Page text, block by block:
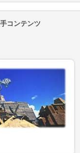
コンテンツ